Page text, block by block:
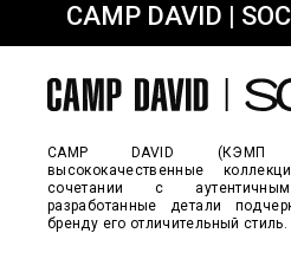
CAMP DAVID |
CAMP DAVID (КЭМП
высококачественные
сочетании с
разработанные детали
бренду его отличительный стиль.